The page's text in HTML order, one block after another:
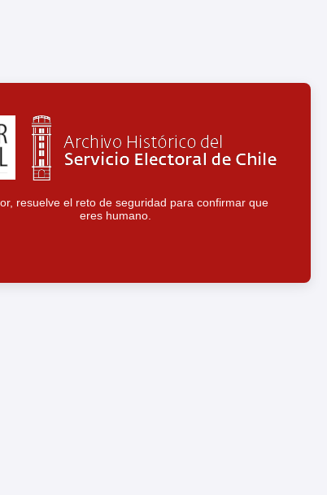
resuelve el reto de seguridad para confirmar que
eres humano.